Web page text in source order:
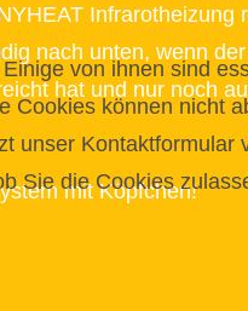
Infrarotheizung
nach unten, wenn
hat und nur noch
mit Köpfchen!
von ihnen sind
Cookies können nicht
unser
Sie die Cookies